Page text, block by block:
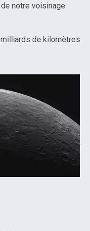
notre voisinage
milliards de kilomètres